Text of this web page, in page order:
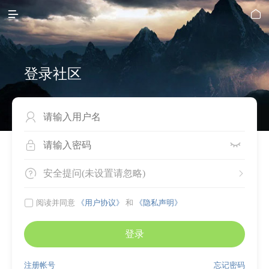
 
登录社区

 
 
安全提问(未设置请忽略)
 阅读并同意 《用户协议》 和 《隐私声明》
登录
忘记密码
注册帐号